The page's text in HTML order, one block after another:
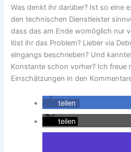
Was denkt ihr darüber? Ist so eine
den technischen Dienstleister
dass das am Ende womöglich nur
löst ihr das Problem? Lieber via
eingangs beschrieben? Und
Konstante schon vorher? Ich freue
Einschätzungen in den
teilen
teilen